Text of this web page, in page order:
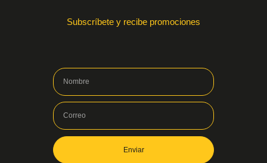
Subscríbete y recibe promociones
Enviar